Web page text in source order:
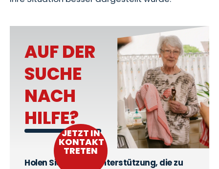
AUF DER
SUCHE
NACH
HILFE?
JETZT IN
KONTAKT
TRETEN
Holen Sie sich die Unterstützung, die zu